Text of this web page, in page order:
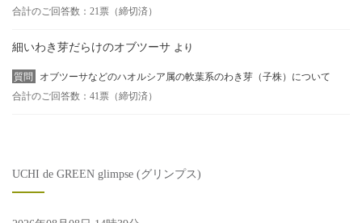
合計のご回答数：21票（締切済）
細いわき芽だらけのオブツーサ より
質問
オブツーサなどのハオルシア属の軟葉系のわき芽（子株）について
合計のご回答数：41票（締切済）
UCHI de GREEN glimpse (グリンプス)